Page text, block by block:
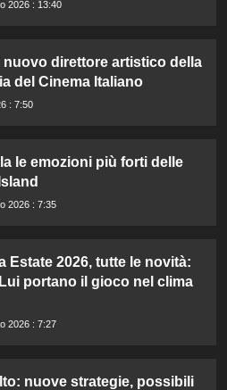
2026 : 13:40
nuovo direttore artistico della
del Cinema Italiano
: 7:50
le emozioni più forti delle
2026 : 7:35
Estate 2026, tutte le novità:
portano il gioco nel clima
2026 : 7:27
nuove strategie, possibili